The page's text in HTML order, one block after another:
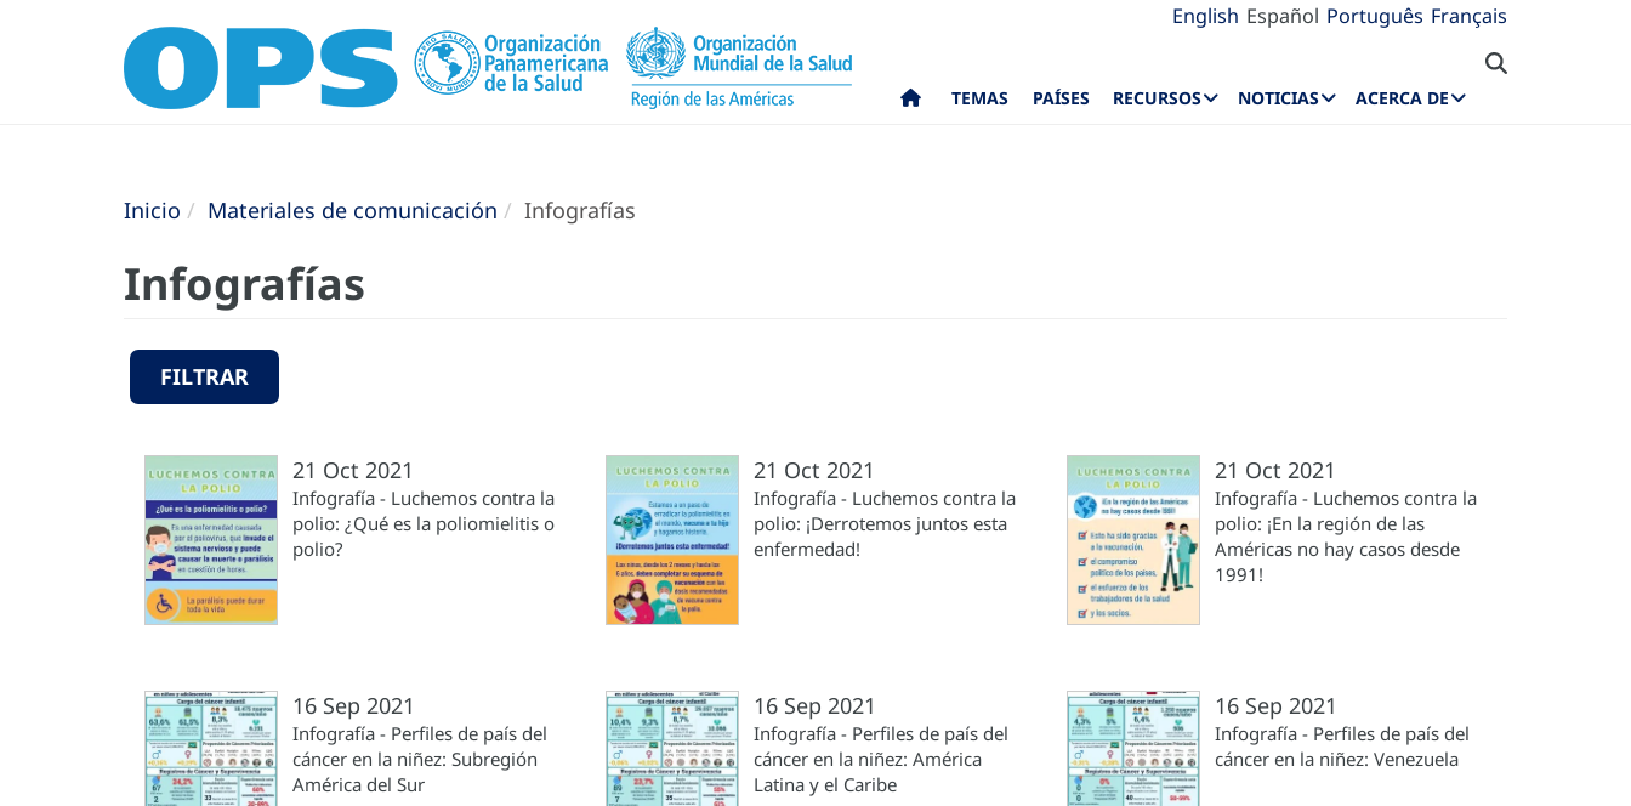
English Español Português Français
TEMAS PAÍSES RECURSOS NOTICIAS ACERCA DE
Inicio Materiales de comunicación Infografías
Infografías
FILTRAR
21 Oct 2021
Infografía - Luchemos contra la
polio: ¿Qué es la poliomielitis o
polio?
21 Oct 2021
Infografía - Luchemos contra la
polio: ¡Derrotemos juntos esta
enfermedad!
21 Oct 2021
Infografía - Luchemos contra la
polio: ¡En la región de las
Américas no hay casos desde
1991!
16 Sep 2021
Infografía - Perfiles de país del
cáncer en la niñez: Subregión
América del Sur
16 Sep 2021
Infografía - Perfiles de país del
cáncer en la niñez: América
Latina y el Caribe
16 Sep 2021
Infografía - Perfiles de país del
cáncer en la niñez: Venezuela